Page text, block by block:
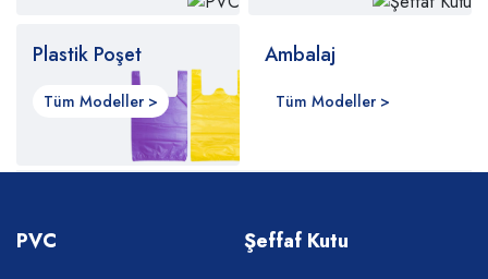
Plastik Poşet
Tüm Modeller >
Ambalaj
Tüm Modeller >
PVC Şeffaf Kutu